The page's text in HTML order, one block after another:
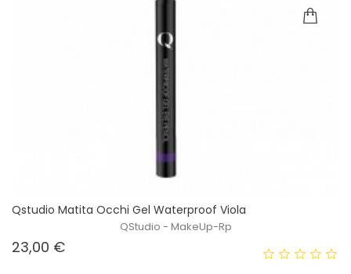
Qstudio Matita Occhi Gel Waterproof Viola
QStudio - MakeUp-Rp
23,00 €Prezzo